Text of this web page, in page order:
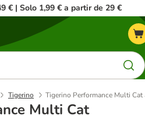
€ | Solo 1,99 € a partir de 29 €
Tigerino Tigerino Performance Multi
Multi Cat